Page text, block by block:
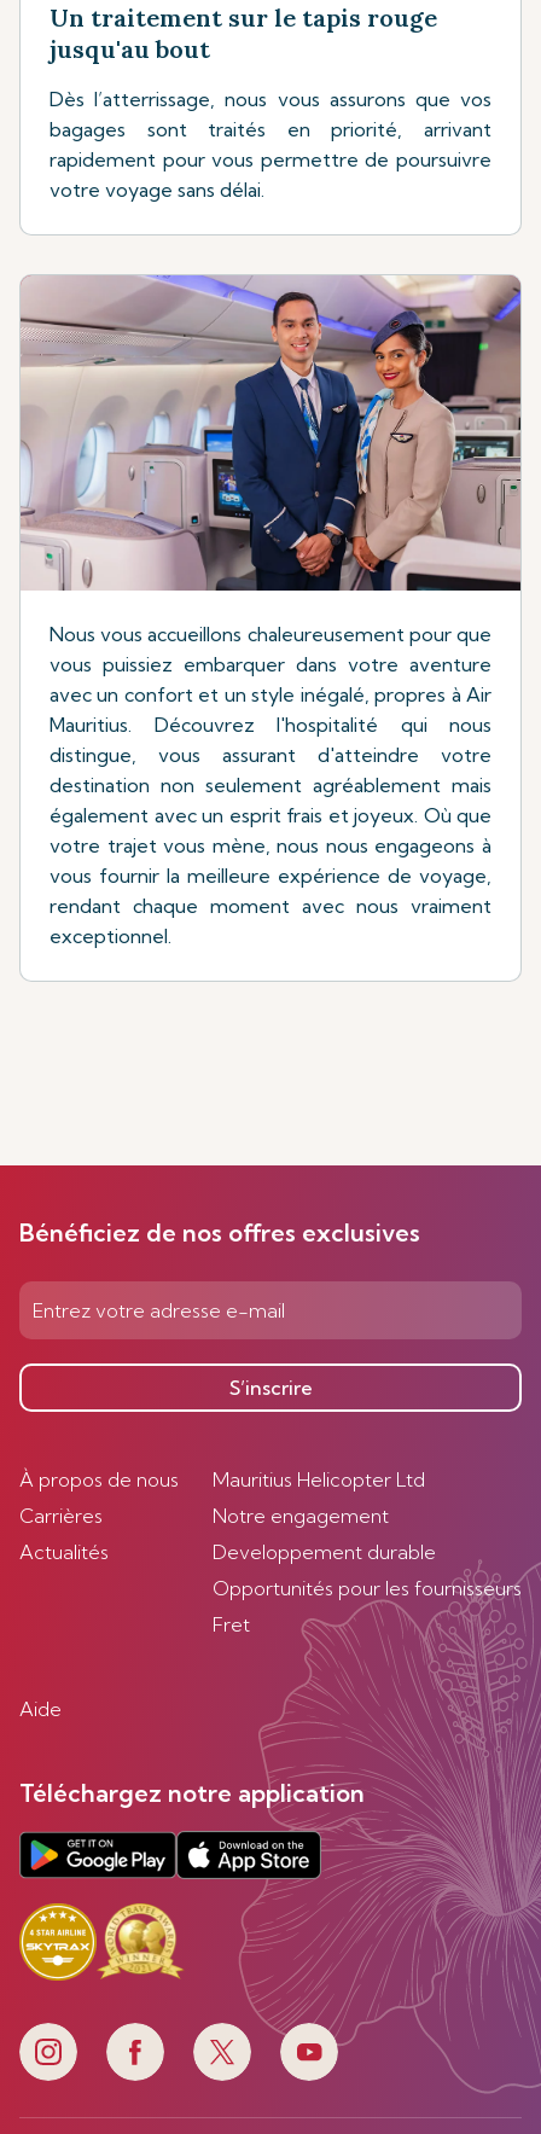
Un traitement sur le tapis rouge
jusqu'au bout
Dès l’atterrissage, nous vous assurons que vos
bagages sont traités en priorité, arrivant
rapidement pour vous permettre de poursuivre
votre voyage sans délai.
Nous vous accueillons chaleureusement pour que
vous puissiez embarquer dans votre aventure
avec un confort et un style inégalé, propres à Air
Mauritius. Découvrez l'hospitalité qui nous
distingue, vous assurant d'atteindre votre
destination non seulement agréablement mais
également avec un esprit frais et joyeux. Où que
votre trajet vous mène, nous nous engageons à
vous fournir la meilleure expérience de voyage,
rendant chaque moment avec nous vraiment
exceptionnel.
Bénéficiez de nos offres exclusives
S’inscrire
À propos de nous
Carrières
Actualités
Mauritius Helicopter Ltd
Notre engagement
Developpement durable
Opportunités pour les fournisseurs
Fret
Aide
Téléchargez notre application